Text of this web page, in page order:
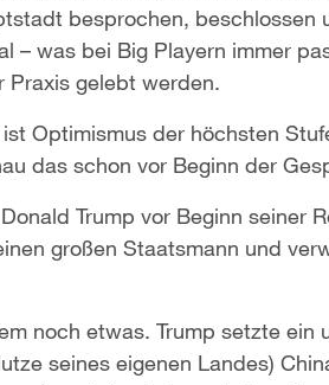
besprochen, beschlossen
– was bei Big Playern immer
Praxis gelebt werden.
Optimismus der höchsten
das schon vor Beginn der
Trump vor Beginn seiner
großen Staatsmann und
noch etwas. Trump setzte
seines eigenen Landes)